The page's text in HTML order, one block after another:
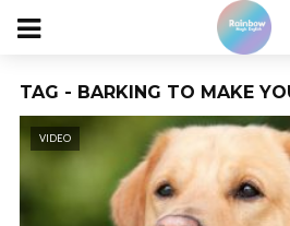
TAG - BARKING TO MAKE
VIDEO